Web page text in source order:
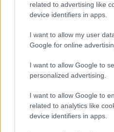
related to advertising like
device identifiers in apps.
I want to allow my user
Google for online
I want to allow Google to
personalized advertising.
I want to allow Google to
related to analytics like
device identifiers in apps.
ROCKMARATON